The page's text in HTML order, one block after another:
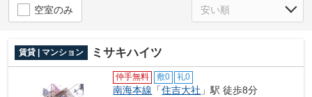
空室のみ
賃貸 | マンション ミサキハイツ
仲手無料 敷0 礼0
南海本線 「住吉大社 」駅 徒歩8分